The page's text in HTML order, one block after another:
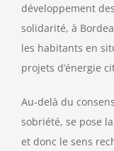
développement
solidarité, à
les habitants en
projets d’énergie
Au-delà du
sobriété, se pose
et donc le sens